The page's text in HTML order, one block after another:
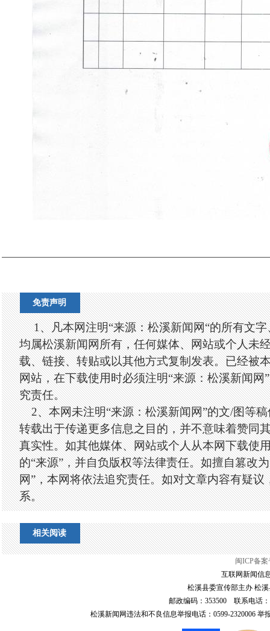
免责声明
1、凡本网注明“来源：松溪新闻网“的所有文
均属松溪新闻网所有，任何媒体、网站或个人未
载、链接、转贴或以其他方式复制发表。已经被
网站，在下载使用时必须注明“来源：松溪新闻网
究责任。
2、本网未注明“来源：松溪新闻网”的文/图等稿
转载出于传递更多信息之目的，并不意味着赞同
真实性。如其他媒体、网站或个人从本网下载使
的“来源”，并自负版权等法律责任。如擅自篡改
网”，本网将依法追究责任。如对文章内容有疑议
系。
相关阅读
闽ICP备案
互联网新闻信
松溪县委宣传部主办 松
邮政编码：353500 联系电话：
松溪新闻网违法和不良信息举报电话：0599-2320006 举